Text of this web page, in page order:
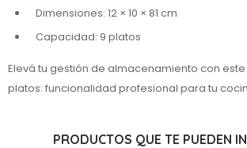
Dimensiones: 12 × 10 × 81 cm
Capacidad: 9 platos
Elevá tu gestión de almacenamiento con
platos: funcionalidad profesional para tu
PRODUCTOS QUE TE PUEDEN